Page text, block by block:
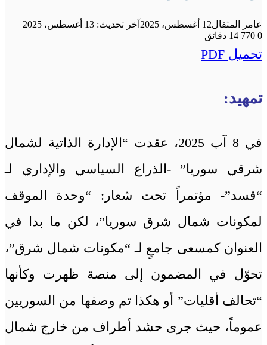
عامر المثقال12 أغسطس، 2025
آخر تحديث: 13 أغسطس، 2025
0
14 دقائق
تحميل PDF
تمهيد:
في 8 آب 2025، عقدت “الإدارة الذاتية لشمال
شرقي سوريا” -الذراع السياسي والإداري لـ
“قسد”- مؤتمراً تحت شعار: “وحدة الموقف
لمكونات شمال شرق سوريا”، لكن ما بدا في
العنوان كمسعى جامعٍ لـ “مكونات شمال شرق”،
تحوّل في المضمون إلى منصة ظهرت وكأنها
“تحالف أقليات” أو هكذا تم وصفها من السوريين
عموماً، حيث جرى حشد أطراف من خارج شمال